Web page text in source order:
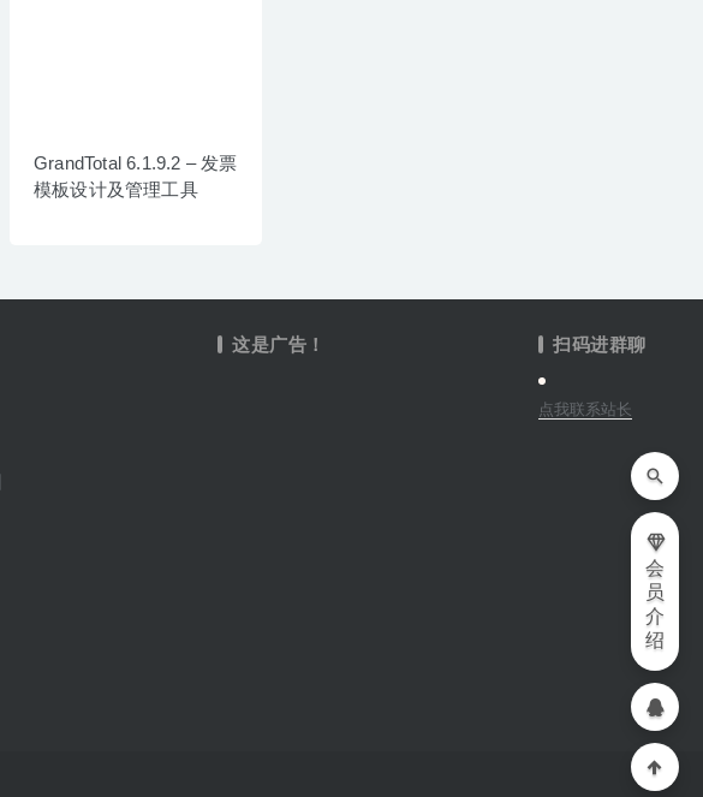
GrandTotal 6.1.9.2 – 发票
模板设计及管理工具
这是广告！ 扫码进群聊
点我联系站长
会
员
介
绍